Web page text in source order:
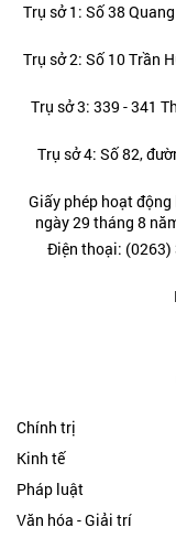
Trụ sở 1: Số 38
Trụ sở 2: Số 10 Trần
Trụ sở 3: 339 - 341
Trụ sở 4: Số 82,
Giấy phép hoạt
ngày 29 tháng 8
Điện thoại: (0263)
Chính trị
Kinh tế
Pháp luật
Văn hóa - Giải trí